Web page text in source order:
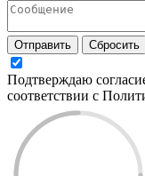
Отправить Сбросить
Подтверждаю
соответствии с